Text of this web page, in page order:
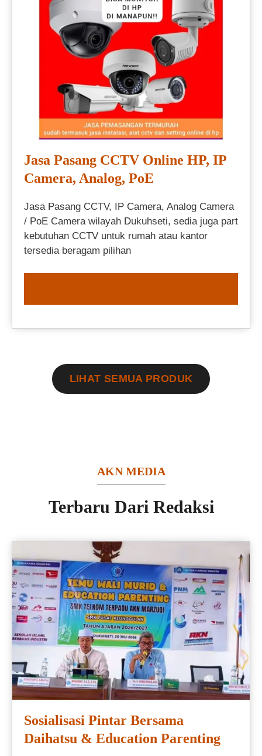
Jasa Pasang CCTV Online HP, IP
Camera, Analog, PoE
Jasa Pasang CCTV, IP Camera, Analog Camera
/ PoE Camera wilayah Dukuhseti, sedia juga part
kebutuhan CCTV untuk rumah atau kantor
tersedia beragam pilihan
LIHAT SEMUA PRODUK
AKN MEDIA
Terbaru Dari Redaksi
Sosialisasi Pintar Bersama
Daihatsu & Education Parenting